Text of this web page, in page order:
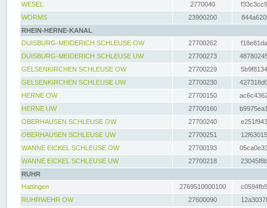
WESEL
2770040
WORMS
23900200
RHEIN-HERNE-KANAL
DUISBURG-MEIDERICH SCHLEUSE OW
27700262
DUISBURG-MEIDERICH SCHLEUSE UW
27700273
GELSENKIRCHEN SCHLEUSE OW
27700229
GELSENKIRCHEN SCHLEUSE UW
27700230
HERNE OW
27700150
HERNE UW
27700160
OBERHAUSEN SCHLEUSE OW
27700240
OBERHAUSEN SCHLEUSE UW
27700251
WANNE EICKEL SCHLEUSE OW
27700193
WANNE EICKEL SCHLEUSE UW
27700218
RUHR
Hattingen
2769510000100
RUHRWEHR OW
27600090